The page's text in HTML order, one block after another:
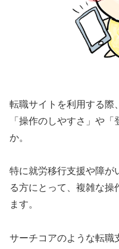
転職サイトを利用する際
「操作のしやすさ」や
か。
特に就労移行支援や障が
る方にとって、複雑な操
ます。
サーチコアのような転職